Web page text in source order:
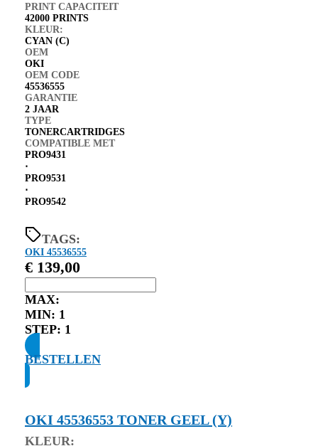
PRINT CAPACITEIT
42000 PRINTS
KLEUR:
CYAN (C)
OEM
OKI
OEM CODE
45536555
GARANTIE
2 JAAR
TYPE
TONERCARTRIDGES
COMPATIBLE MET
PRO9431
⋅
PRO9531
⋅
PRO9542
TAGS:
OKI 45536555
€ 139,00
MAX:
MIN: 1
STEP: 1
BESTELLEN
OKI 45536553 TONER GEEL (Y)
KLEUR: